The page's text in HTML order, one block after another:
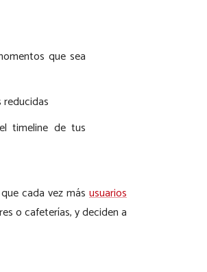
que sea
timeline de tus
cada vez más usuarios
o cafeterías, y deciden a